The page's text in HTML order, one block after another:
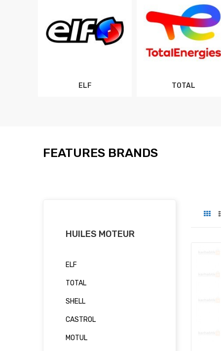
ELF TOTAL
FEATURES BRANDS
HUILES MOTEUR
ELF
TOTAL
SHELL
CASTROL
MOTUL